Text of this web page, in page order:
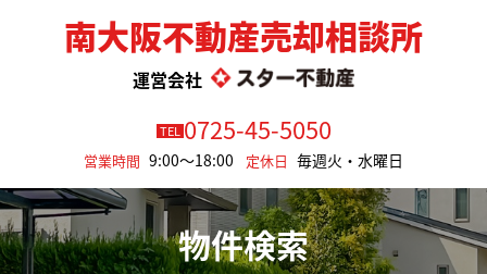
南大阪不動産売却相談所
運営会社
TEL0725-45-5050
営業時間 9:00～18:00 定休日 毎週火・水曜日
物件検索